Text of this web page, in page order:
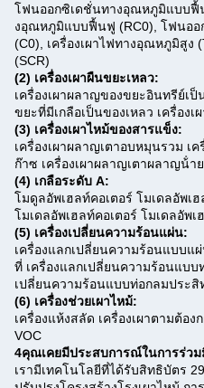
โฟนออกซิเดชั่นทางอุณหภูมิแบบฟื้
งอุณหภูมิแบบฟื้นฟู (RC0), โฟนอ
(C0), เครื่องเผาไฟทางอุณหภูมิสูง
(SCR)
(2) เครื่องเผาผืนขยะเหลว:
เครื่องเผาผลาญของขยะอินทรีย์เป็
ขยะที่มีเกลือเป็นของเหลว เครื่อง
(3) เครื่องเผาไหม้ของสารแข็ง:
เครื่องเผาผลาญเตาอบหมุนรวม เ
ก๊าซ เครื่องเผาผลาญเตาผลาญน้ํ
(4) เกลือระดับ A:
โมดูลอัพเฮลท์คอเตอร์ โมเดลอัพเ
โมเดลอัพเฮลท์คอเตอร์ โมเดลอัพ
(5) เครื่องเปลี่ยนความร้อนแผ่น:
เครื่องแลกเปลี่ยนความร้อนแบบแ
ที่ เครื่องแลกเปลี่ยนความร้อนแบ
เปลี่ยนความร้อนแบบท่อกลมประสิ
(6) เครื่องช่วยเผาไหม้:
เครื่องแห้งสลัด เครื่องเผาตามต้อง
VOC
4คุณเคยมีประสบการณ์ในการร่ว
เรามีเทคโนโลยีที่ได้รับสิทธิบัตร